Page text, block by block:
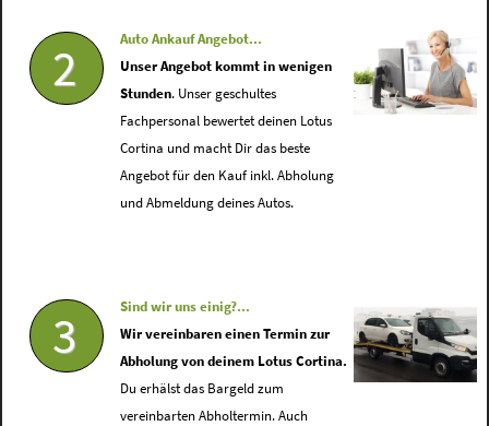
2
Auto Ankauf Angebot...
Unser Angebot kommt in wenigen
Stunden. Unser geschultes
Fachpersonal bewertet deinen Lotus
Cortina und macht Dir das beste
Angebot für den Kauf inkl. Abholung
und Abmeldung deines Autos.
3
Sind wir uns einig?...
Wir vereinbaren einen Termin zur
Abholung von deinem Lotus Cortina.
Du erhälst das Bargeld zum
vereinbarten Abholtermin. Auch